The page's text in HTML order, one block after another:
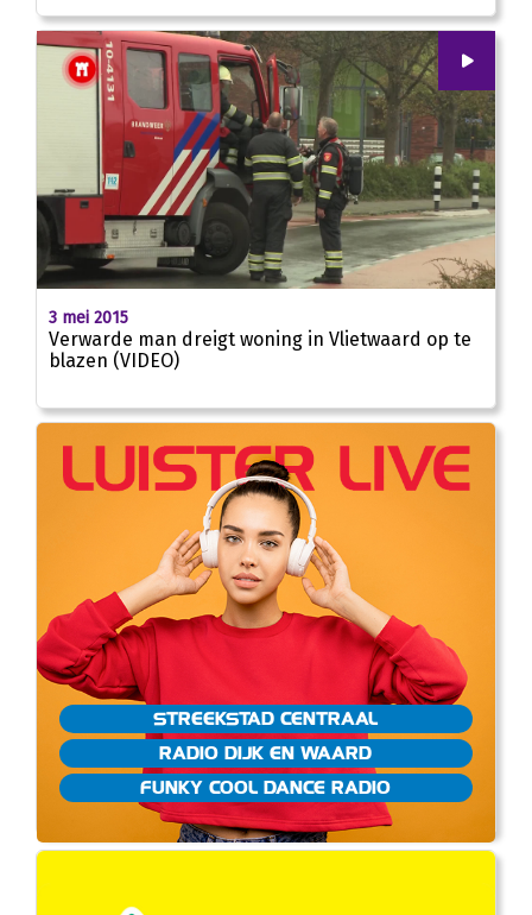
00:00
3 mei 2015
Verwarde man dreigt woning in Vlietwaard op te
blazen (VIDEO)
STREEKSTAD CENTRAAL
RADIO DIJK EN WAARD
FUNKY COOL DANCE RADIO